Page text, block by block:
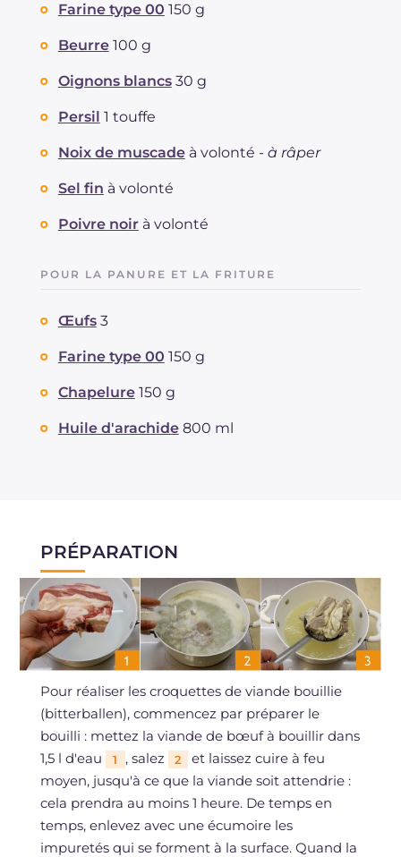
Farine type 00 150 g
Beurre 100 g
Oignons blancs 30 g
Persil 1 touffe
Noix de muscade à volonté - à râper
Sel fin à volonté
Poivre noir à volonté
POUR LA PANURE ET LA FRITURE
Œufs 3
Farine type 00 150 g
Chapelure 150 g
Huile d'arachide 800 ml
PRÉPARATION
Pour réaliser les croquettes de viande bouillie
(bitterballen), commencez par préparer le
bouilli : mettez la viande de bœuf à bouillir dans
1,5 l d'eau
1 , salez 2
et laissez cuire à feu
moyen, jusqu'à ce que la viande soit attendrie :
cela prendra au moins 1 heure. De temps en
temps, enlevez avec une écumoire les
impuretés qui se forment à la surface. Quand la